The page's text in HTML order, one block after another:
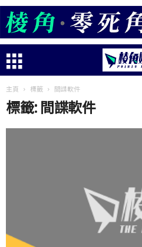
主頁 標籤 間諜軟件
標籤: 間諜軟件